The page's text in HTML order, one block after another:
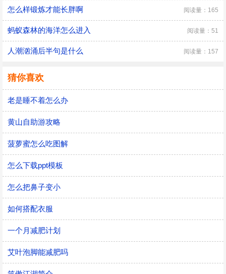
怎么样锻炼才能长胖啊 阅读量：165
蚂蚁森林的海洋怎么进入 阅读量：51
人潮汹涌后半句是什么 阅读量：157
猜你喜欢
老是睡不着怎么办
黄山自助游攻略
菠萝蜜怎么吃图解
怎么下载ppt模板
怎么把鼻子变小
如何搭配衣服
一个月减肥计划
艾叶泡脚能减肥吗